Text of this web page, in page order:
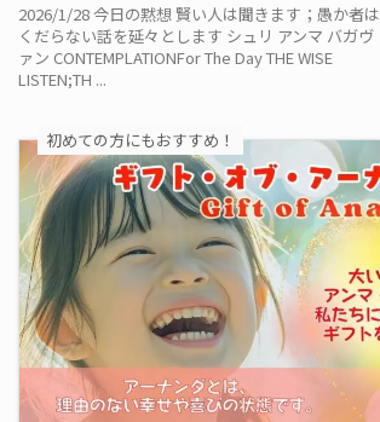
2026/1/28 今日の黙想 賢い人は聞きます；愚か者は
くだらない話を延々とします シュリ アンマ バガヴ
ァン CONTEMPLATIONFor The Day THE WISE
LISTEN;TH ...
初めての方にもおすすめ！